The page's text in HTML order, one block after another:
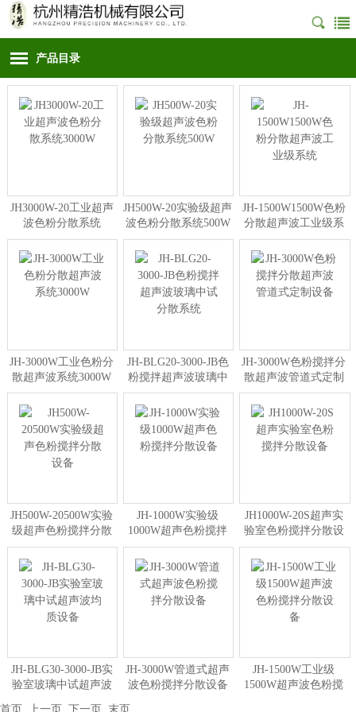
产品目录
JH3000W-20工业超声
波色粉分散系统
3000W
JH500W-20实验级超声
波色粉分散系统500W
JH-1500W1500W色粉
分散超声波工业级系
统
JH-3000W工业色粉分
散超声波系统3000W
JH-BLG20-3000-JB色
粉搅拌超声波玻璃中
试分散系统
JH-3000W色粉搅拌分
散超声波管道式定制
设备
JH500W-20500W实验
级超声色粉搅拌分散
设备
JH-1000W实验级
1000W超声色粉搅拌
分散设备
JH1000W-20S超声实
验室色粉搅拌分散设
备
JH-BLG30-3000-JB实
验室玻璃中试超声波
JH-3000W管道式超声
波色粉搅拌分散设备
JH-1500W工业级
1500W超声波色粉搅
首页 上一页 下一页 末页